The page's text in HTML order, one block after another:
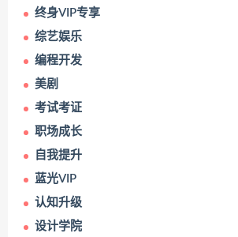
终身VIP专享
综艺娱乐
编程开发
美剧
考试考证
职场成长
自我提升
蓝光VIP
认知升级
设计学院